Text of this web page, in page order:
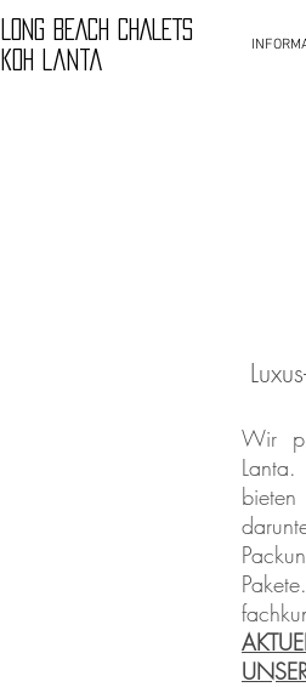
LONG BEACH CHALETS
Koh Lanta
Wir
bieten